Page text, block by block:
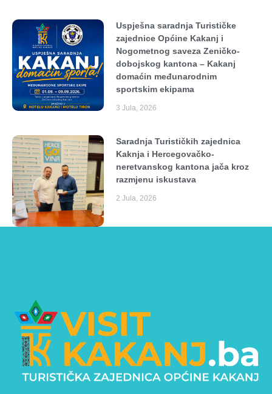
Uspješna saradnja Turističke
zajednice Općine Kakanj i
Nogometnog saveza Zeničko-
dobojskog kantona – Kakanj
domaćin međunarodnim
sportskim ekipama
3 Jula, 2026
Saradnja Turističkih zajednica
Kaknja i Hercegovačko-
neretvanskog kantona jača kroz
razmjenu iskustava
2 Jula, 2026